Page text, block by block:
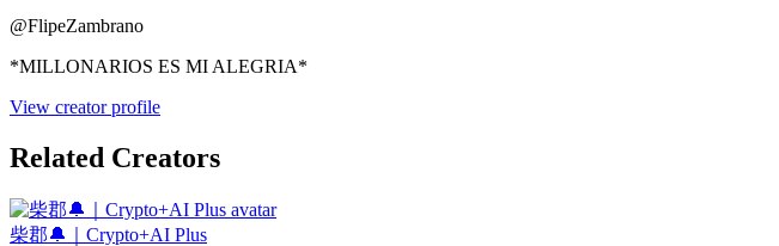
@FlipeZambrano
*MILLONARIOS ES MI ALEGRIA*
View creator profile
Related Creators
柴郡🔔｜Crypto+AI Plus